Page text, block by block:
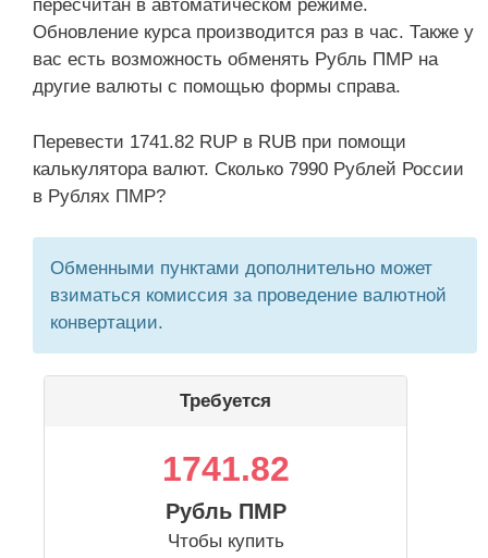
пересчитан в автоматическом режиме.
Обновление курса производится раз в час. Также у
вас есть возможность обменять Рубль ПМР на
другие валюты с помощью формы справа.
Перевести 1741.82 RUP в RUB при помощи
калькулятора валют. Сколько 7990 Рублей России
в Рублях ПМР?
Обменными пунктами дополнительно может
взиматься комиссия за проведение валютной
конвертации.
Требуется
1741.82
Рубль ПМР
Чтобы купить